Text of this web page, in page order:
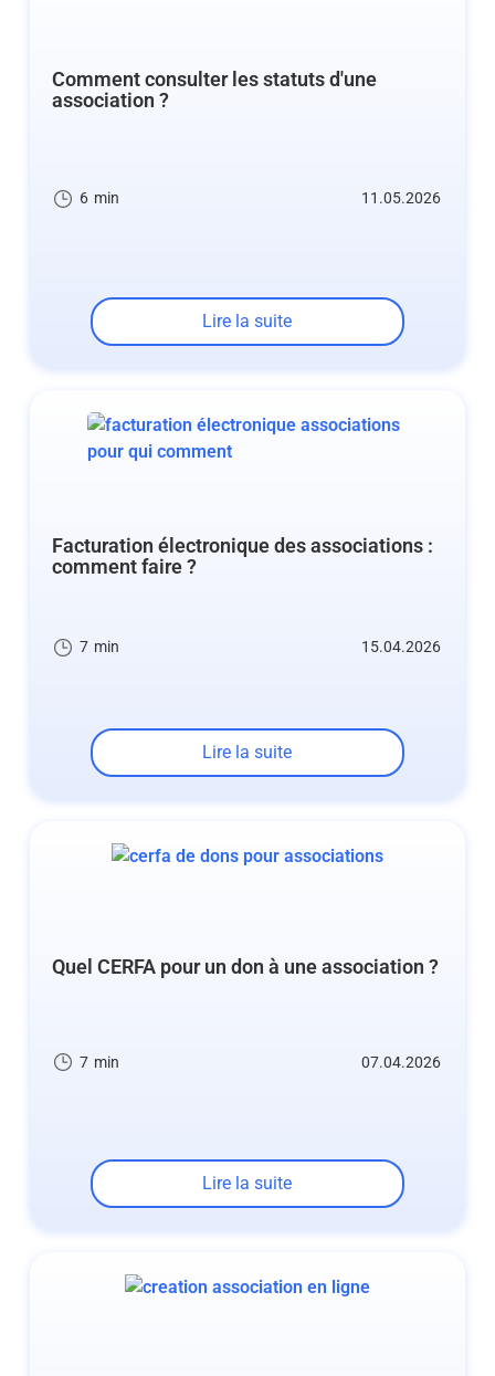
Comment consulter les statuts d'une
association ?
6 min 11.05.2026
Lire la suite
Facturation électronique des associations :
comment faire ?
7 min 15.04.2026
Lire la suite
Quel CERFA pour un don à une association ?
7 min 07.04.2026
Lire la suite